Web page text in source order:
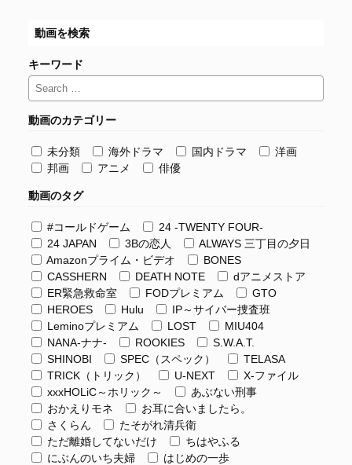
動画を検索
キーワード
動画のカテゴリー
未分類 海外ドラマ 国内ドラマ
洋画
邦画
アニメ 俳優
動画のタグ
#コールドゲーム
24 -TWENTY FOUR-
24 JAPAN
3Bの恋人
ALWAYS 三丁目の夕日
Amazonプライム・ビデオ
BONES
CASSHERN
DEATH NOTE
dアニメストア
ER緊急救命室
FODプレミアム
GTO
HEROES
Hulu
IP～サイバー捜査班
Leminoプレミアム
LOST
MIU404
NANA-ナナ-
ROOKIES
S.W.A.T.
SHINOBI
SPEC（スペック）
TELASA
TRICK（トリック）
U-NEXT
X-ファイル
xxxHOLiC～ホリック～
あぶない刑事
おかえりモネ
お耳に合いましたら。
さくらん
たそがれ清兵衛
ただ離婚してないだけ
ちはやふる
にぶんのいち夫婦
はじめの一歩